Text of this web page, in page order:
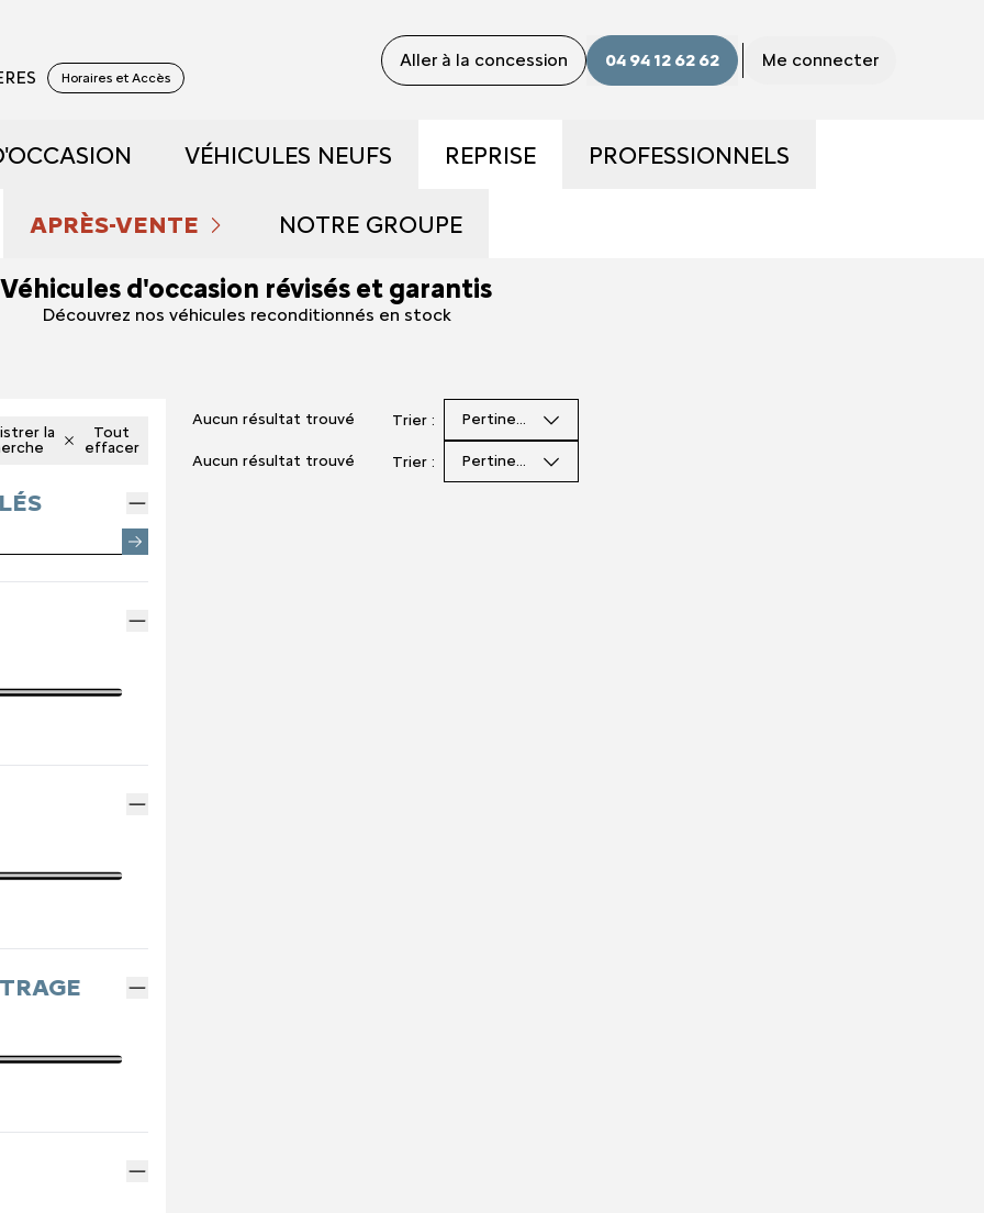
Horaires et Accès
Aller à la concession 04 94 12 62 62 Me connecter
DÉMONSTRATION
ET HYBRIDES
SPOTICAR
VÉHICULES NEUFS
DÉCOUVREZ NOTRE GAMME
RÉSERVEZ UN ESSAI
DÉCOUVREZ L'HYBRIDE
REPRISE PROFESSIONNELS
APRÈS-VENTE
PRENDRE RENDEZ-VOUS
ENTRETIEN ET RÉPARATIONS
ENTRETIEN VÉHICULE ÉLECTRIQUE
NOTRE GROUPE
QUI SOMMES NOUS ?
NOS ACTUALITÉS
Véhicules d'occasion révisés et garantis
Découvrez nos véhicules reconditionnés en stock
la
Tout
effacer
Aucun résultat trouvé Trier : Pertinence
Aucun résultat trouvé Trier : Pertinence